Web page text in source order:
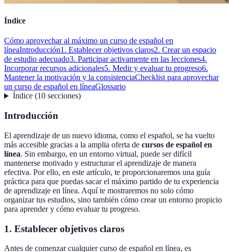
Índice
Cómo aprovechar al máximo un curso de español en
líneaIntroducción1. Establecer objetivos claros2. Crear un espacio
de estudio adecuado3. Participar activamente en las lecciones4.
Incorporar recursos adicionales5. Medir y evaluar tu progreso6.
Mantener la motivación y la consistenciaChecklist para aprovechar
un curso de español en líneaGlossario
Índice(10 secciones)
Introducción
El aprendizaje de un nuevo idioma, como el español, se ha vuelto
más accesible gracias a la amplia oferta de cursos de español en
línea. Sin embargo, en un entorno virtual, puede ser difícil
mantenerse motivado y estructurar el aprendizaje de manera
efectiva. Por ello, en este artículo, te proporcionaremos una guía
práctica para que puedas sacar el máximo partido de tu experiencia
de aprendizaje en línea. Aquí te mostraremos no solo cómo
organizar tus estudios, sino también cómo crear un entorno propicio
para aprender y cómo evaluar tu progreso.
1. Establecer objetivos claros
Antes de comenzar cualquier curso de español en línea, es